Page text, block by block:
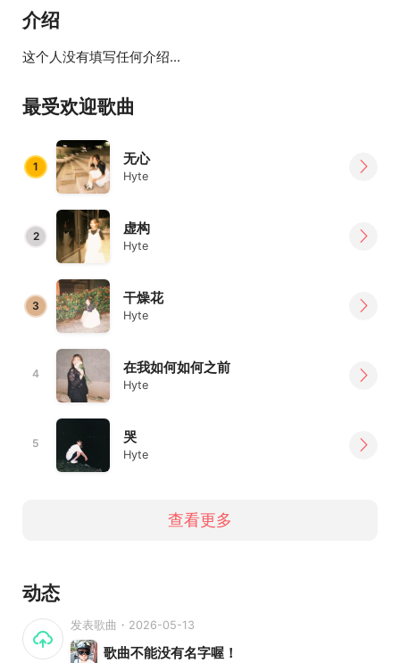
介绍
这个人没有填写任何介绍...
最受欢迎歌曲
1 无心
Hyte
2 虚构
Hyte
3 干燥花
Hyte
4 在我如何如何之前
Hyte
5 哭
Hyte
查看更多
动态
发表歌曲・2026-05-13
歌曲不能没有名字喔！